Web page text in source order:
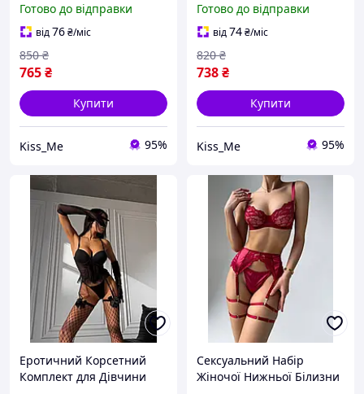
Пояс з Гартерами
Еротичний Комплект для
Дівчини Рожевий
Готово до відправки
від76₴/міс
765₴
850 ₴
Купити
Kiss_Me 95%
Нижньої Білизни Трусики
Корсет та Пояс M
Готово до відправки
від74₴/міс
738₴
820 ₴
Купити
Kiss_Me 95%
Еротичний Корсетний
Комплект для Дівчини
Сексуальний Набір
Жіночої Нижньої Білизни